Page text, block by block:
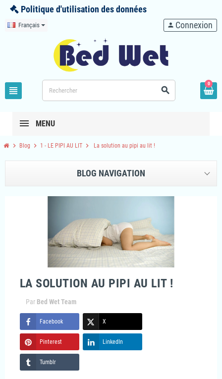
Politique d'utilisation des données
Français
view_headline search
person Connexion
0
MENU
chevron_right Blog chevron_right 1 - LE PIPI AU LIT chevron_right La solution au pipi au lit !
BLOG NAVIGATION
LA SOLUTION AU PIPI AU LIT !
Par Bed Wet Team
Facebook X
Pinterest LinkedIn
Tumblr